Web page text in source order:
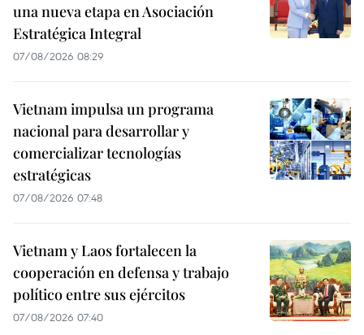
una nueva etapa en Asociación
Estratégica Integral
07/08/2026 08:29
Vietnam impulsa un programa
nacional para desarrollar y
comercializar tecnologías
estratégicas
07/08/2026 07:48
Vietnam y Laos fortalecen la
cooperación en defensa y trabajo
político entre sus ejércitos
07/08/2026 07:40